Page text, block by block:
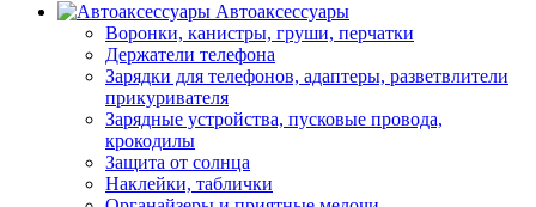
Автоаксессуары
Воронки, канистры, груши, перчатки
Держатели телефона
Зарядки для телефонов, адаптеры, разветвлители
прикуривателя
Зарядные устройства, пусковые провода,
крокодилы
Защита от солнца
Наклейки, таблички